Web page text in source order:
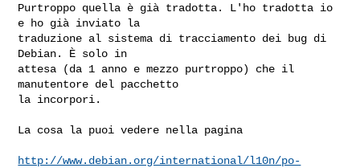
Purtroppo quella è già tradotta. L'ho tradotta io
e ho già inviato la
traduzione al sistema di tracciamento dei bug di
Debian. È solo in
attesa (da 1 anno e mezzo purtroppo) che il
manutentore del pacchetto
la incorpori.
La cosa la puoi vedere nella pagina
http://www.debian.org/international/l10n/po-